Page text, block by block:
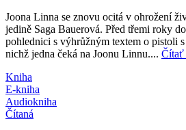
Joona Linna se znovu ocitá v ohrožení
jedině Saga Bauerová. Před třemi roky
pohlednici s výhrůžným textem o pistoli
nichž jedna čeká na Joonu Linnu.... Čítať
Kniha
E-kniha
Audiokniha
Čítaná